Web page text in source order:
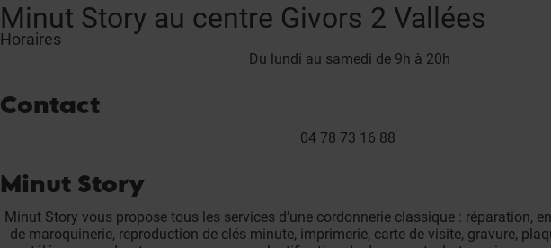
Minut Story au centre Givors 2 Vallées
Horaires
Du lundi au samedi de 9h à 20h
Contact
04 78 73 16 88
Minut Story
Minut Story vous propose tous les services d’une cordonnerie classique : réparation,
de maroquinerie, reproduction de clés minute, imprimerie, carte de visite, gravure,